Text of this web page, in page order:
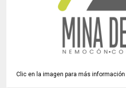
Clic en la imagen para más información